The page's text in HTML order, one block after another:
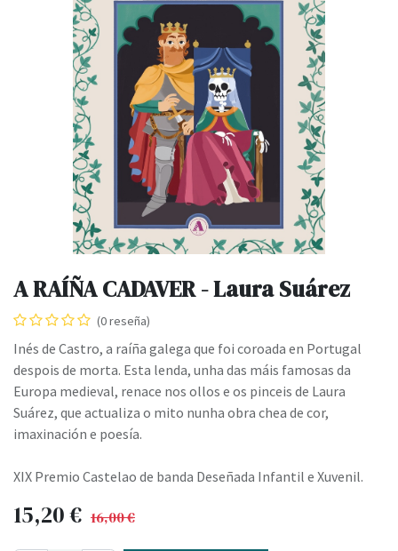
A RAÍÑA CADAVER - Laura Suárez
(0 reseña)
Inés de Castro, a raíña galega que foi coroada en Portugal
despois de morta. Esta lenda, unha das máis famosas da
Europa medieval, renace nos ollos e os pinceis de Laura
Suárez, que actualiza o mito nunha obra chea de cor,
imaxinación e poesía.
XIX Premio Castelao de banda Deseñada Infantil e Xuvenil.
15,20€ 16,00€